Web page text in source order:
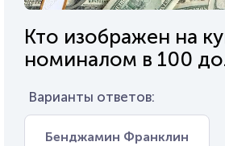
Кто изображен на
номиналом в 100
Варианты ответов:
Бенджамин Франклин